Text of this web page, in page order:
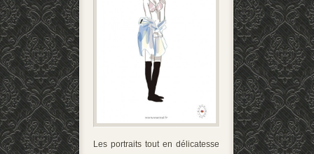
Les portraits tout en délicatesse